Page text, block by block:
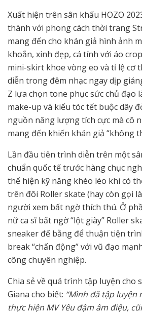
Xuất hiện trên sân khấu HOZO
thành với phong cách thời trang
mang đến cho khán giả hình ảnh
khoắn, xinh đẹp, cá tính với áo
mini-skirt khoe vòng eo và tỉ lệ cơ
diễn trong đêm nhạc ngay dịp
Z lựa chọn tone phục sức chủ đạo
make-up và kiểu tóc tết buộc dây
nguồn năng lượng tích cực mà cô
mang đến khiến khán giả “không
Lần đầu tiên trình diễn trên một
chuẩn quốc tế trước hàng chục
thể hiện kỹ năng khéo léo khi có
trên đôi Roller skate (hay còn gọi
người xem bất ngờ thích thú. Ở
nữ ca sĩ bất ngờ “lột giày” Roller
sneaker đế bằng để thuận tiện
break “chấn động” với vũ đạo
công chuyên nghiệp.
Chia sẻ về quá trình tập luyện cho
Giana cho biết: “Mình đã tập luyện
thực hiện MV Yêu đậm âm điệu,